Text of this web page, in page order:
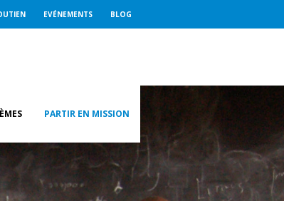
EVÉNEMENTS BLOG
PARTIR EN MISSION